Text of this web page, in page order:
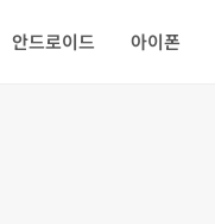
안드로이드 아이폰